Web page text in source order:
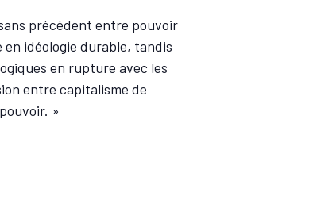
précédent entre pouvoir
idéologie durable, tandis
en rupture avec les
entre capitalisme de
»